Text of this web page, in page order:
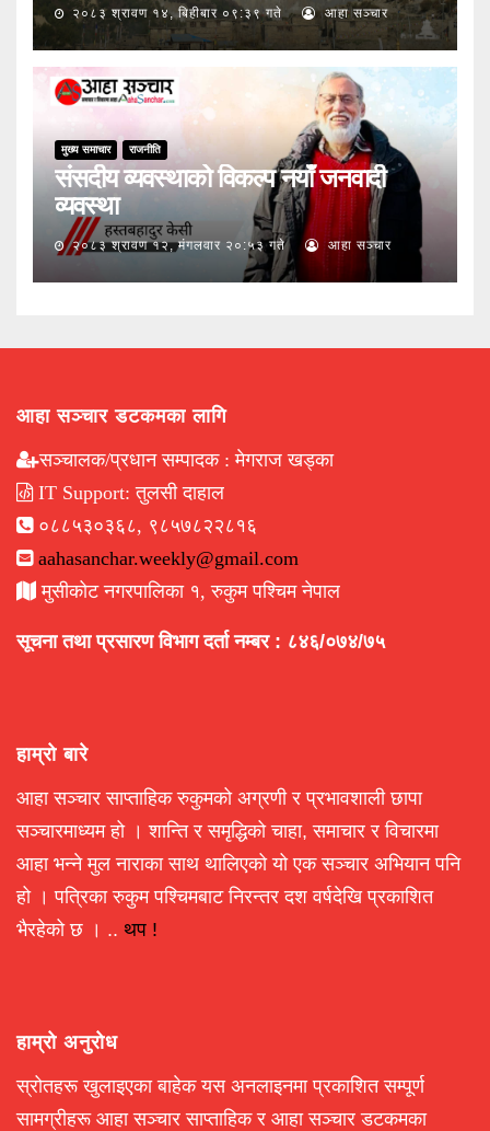
२०८३ श्रावण १४, बिहीबार ०९:३९ गते आहा सञ्चार
मुख्य समाचार राजनीति
संसदीय व्यवस्थाको विकल्प नयाँ जनवादी
व्यवस्था
२०८३ श्रावण १२, मंगलवार २०:५३ गते आहा सञ्चार
आहा सञ्चार डटकमका लागि
सञ्चालक/प्रधान सम्पादक : मेगराज खड्का
IT Support: तुलसी दाहाल
०८८५३०३६८, ९८५७८२२८१६
aahasanchar.weekly@gmail.com
मुसीकोट नगरपालिका १, रुकुम पश्चिम नेपाल
सूचना तथा प्रसारण विभाग दर्ता नम्बर : ८४६/०७४/७५
हाम्रो बारे
आहा सञ्चार साप्ताहिक रुकुमको अग्रणी र प्रभावशाली छापा
सञ्चारमाध्यम हो । शान्ति र समृद्धिको चाहा, समाचार र विचारमा
आहा भन्ने मुल नाराका साथ थालिएको यो एक सञ्चार अभियान पनि
हो । पत्रिका रुकुम पश्चिमबाट निरन्तर दश वर्षदेखि प्रकाशित
भैरहेको छ । .. थप !
हाम्रो अनुरोध
स्रोतहरू खुलाइएका बाहेक यस अनलाइनमा प्रकाशित सम्पूर्ण
सामग्रीहरू आहा सञ्चार साप्ताहिक र आहा सञ्चार डटकमका